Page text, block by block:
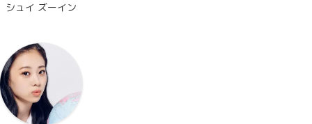
シュイ ズーイン